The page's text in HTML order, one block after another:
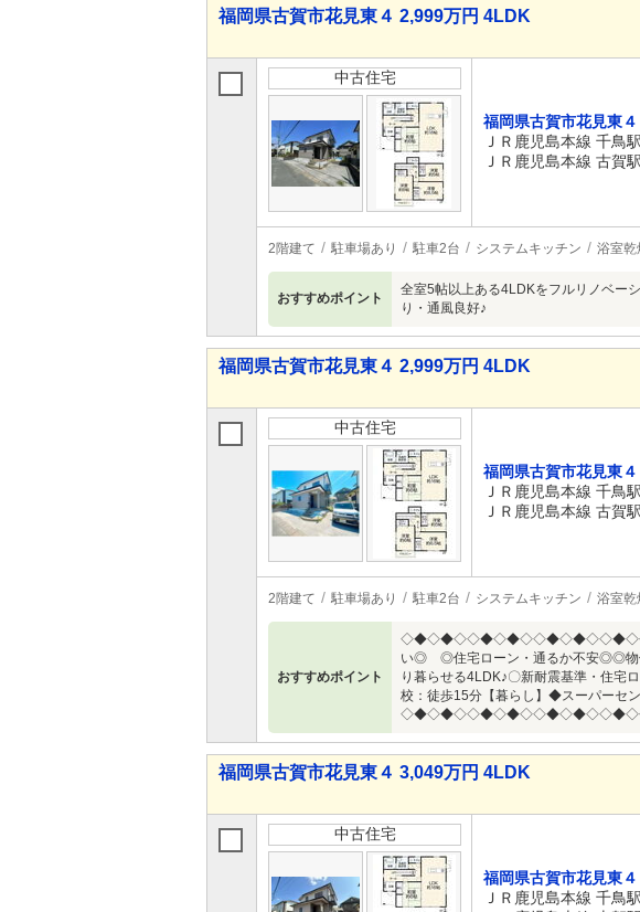
福岡県古賀市花見東４ 2,999万円 4LDK
中古住宅
福岡県古賀市花見東４
ＪＲ鹿児島本線 千鳥
ＪＲ鹿児島本線 古賀
2階建て 駐車場あり 駐車2台 システムキッチン 浴室乾
おすすめポイント
全室5帖以上ある4LDKをフルリノベー
り・通風良好♪
福岡県古賀市花見東４ 2,999万円 4LDK
中古住宅
福岡県古賀市花見東４
ＪＲ鹿児島本線 千鳥
ＪＲ鹿児島本線 古賀
2階建て 駐車場あり 駐車2台 システムキッチン 浴室乾
おすすめポイント
◇◆◇◆◇◇◆◇◆◇◇◆◇◆◇◇◆◇◆◇当該物
い◎ ◎住宅ローン・通るか不安◎◎物件
り暮らせる4LDK♪〇新耐震基準・住宅
校：徒歩15分【暮らし】◆スーパーセ
福岡県古賀市花見東４ 3,049万円 4LDK
中古住宅
福岡県古賀市花見東４
ＪＲ鹿児島本線 千鳥